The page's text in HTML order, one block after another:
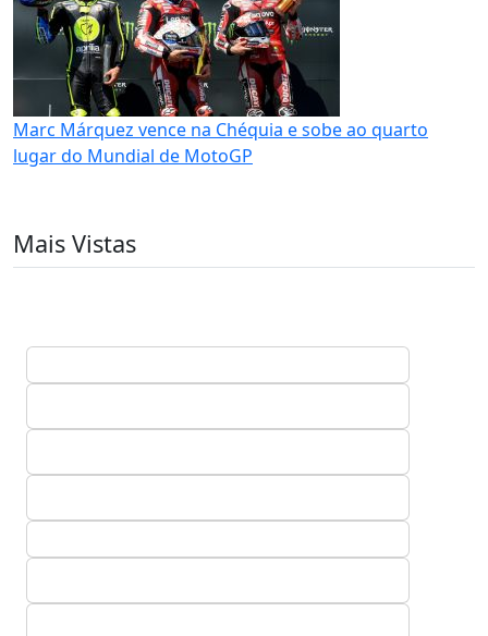
Marc Márquez vence na Chéquia e sobe ao quarto
lugar do Mundial de MotoGP
Mais Vistas